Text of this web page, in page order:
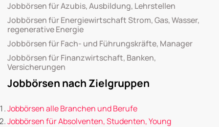
Jobbörsen für Azubis, Ausbildung, Lehrstellen
Jobbörsen für Energiewirtschaft Strom, Gas, Wasser,
regenerative Energie
Jobbörsen für Fach- und Führungskräfte, Manager
Jobbörsen für Finanzwirtschaft, Banken,
Versicherungen
Jobbörsen nach Zielgruppen
Jobbörsen alle Branchen und Berufe
Jobbörsen für Absolventen, Studenten, Young